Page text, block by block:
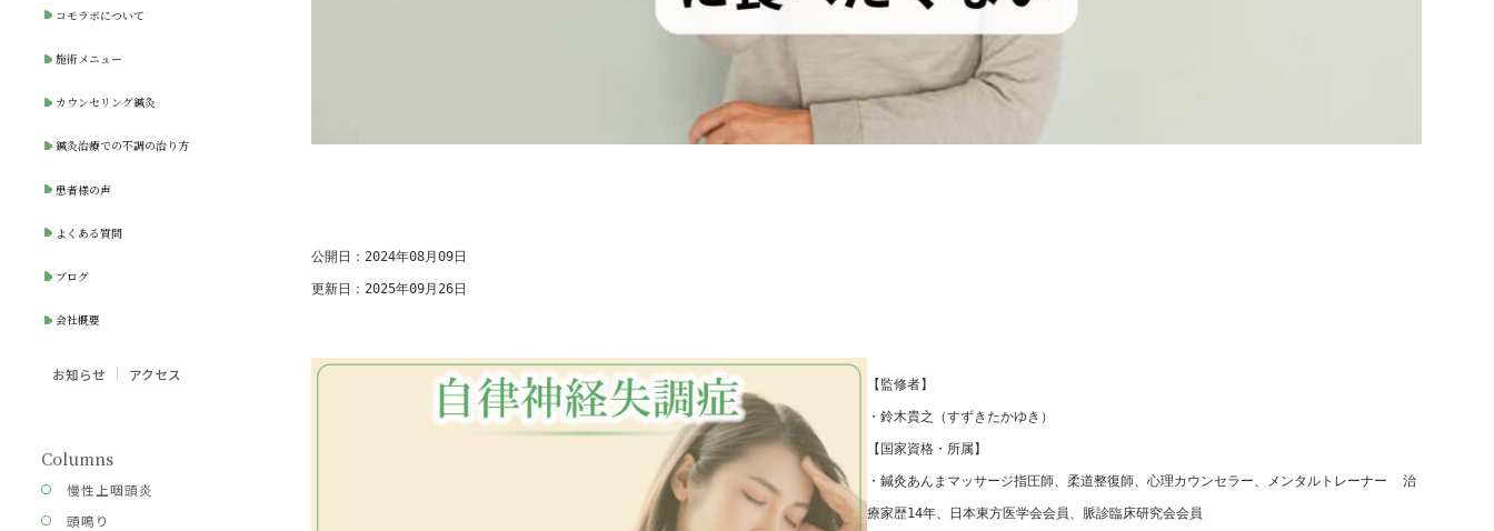
コモラボについて
施術メニュー
カウンセリング鍼灸
鍼灸治療での不調の治り方
患者様の声
よくある質問
ブログ
会社概要
お知らせ アクセス
Columns
慢性上咽頭炎
頭鳴り
公開日：2024年08月09日
更新日：2025年09月26日
【監修者】
・鈴木貴之（すずきたかゆき）
【国家資格・所属】
・鍼灸あんまマッサージ指圧師、柔道整復師、心理カウンセラー、メンタルトレーナー  治
療家歴14年、日本東方医学会会員、脈診臨床研究会会員